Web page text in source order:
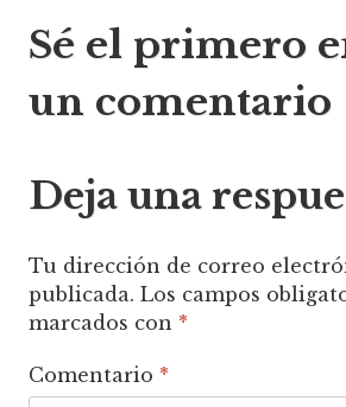
de
Sé el primero
un comentario
Deja una
Tu dirección de correo
publicada. Los campos
marcados con *
Comentario *